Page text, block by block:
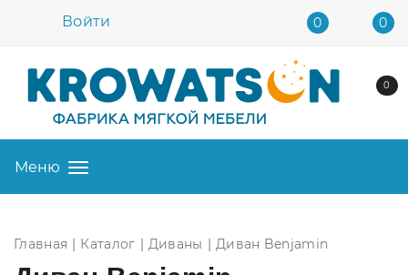
Войти 0 0
0
Меню
Главная Каталог Диваны Диван Benjamin